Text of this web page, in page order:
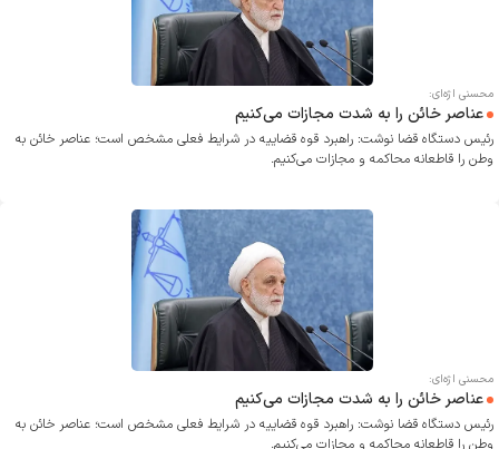
محسنی اژه‌ای:
عناصر خائن را به شدت مجازات می‌کنیم
رئیس دستگاه قضا نوشت: راهبرد قوه قضاییه در شرایط فعلی مشخص است؛ عناصر خائن به
وطن را قاطعانه محاکمه و مجازات می‌کنیم.
محسنی اژه‌ای:
عناصر خائن را به شدت مجازات می‌کنیم
رئیس دستگاه قضا نوشت: راهبرد قوه قضاییه در شرایط فعلی مشخص است؛ عناصر خائن به
وطن را قاطعانه محاکمه و مجازات می‌کنیم.